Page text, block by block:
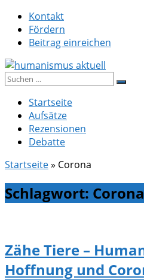
Zum
Inhalt
springen
Kontakt
Fördern
Beitrag einreichen
humanismus aktuell
Suche
Startseite
Aufsätze
Rezensionen
Debatte
Startseite» Corona
Schlagwort: Corona
Zähe Tiere –
Hoffnung und